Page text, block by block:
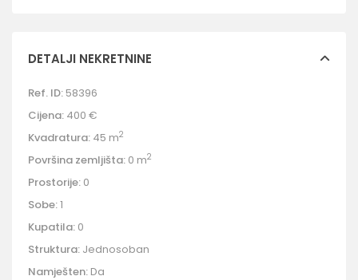
DETALJI NEKRETNINE
Ref. ID: 58396
Cijena: 400 €
Kvadratura: 45 m2
Površina zemljišta: 0 m2
Prostorije: 0
Sobe:1
Kupatila: 0
Struktura: Jednosoban
Namješten: Da